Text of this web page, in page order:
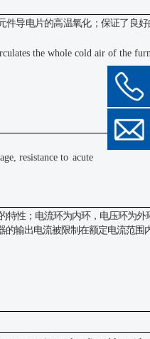
件导电片的高温氧化；保证了良
the whole cold air of the
resistance to acute
特性；电流环为内环，电压环为外
的输出电流被限制在额定电流范围